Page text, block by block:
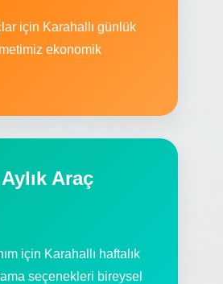
için Karahallı günlük
ekonomik
Araç
için Karahallı haftalık
seçenekleri bireysel